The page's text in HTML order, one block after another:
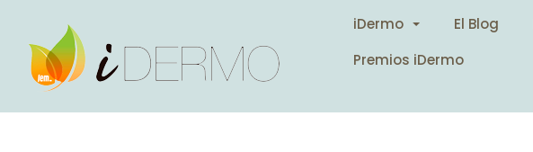
iDermo El Blog
Premios iDermo